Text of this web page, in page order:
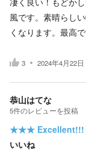
風です。素晴らし
くなります。最高で
3 2024年4月22日
恭山はてな
5件のレビューを投稿
★★★ Excellent!!!
いいね